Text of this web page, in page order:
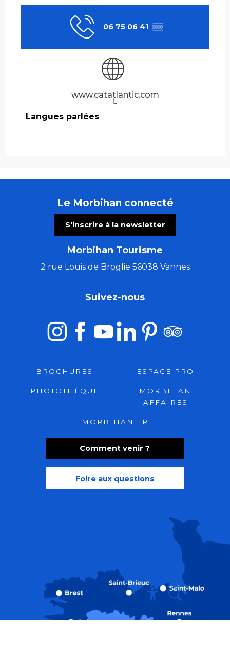
Recherche
06 75 06 41 ▒▒
www.catatlantic.com
Langues parlées
Langues parlées
Le Morbihan connecté
S'inscrire à la newsletter
Morbihan Tourisme
2 rue Louis de Broglie 56038 Vannes
Comment venir ?
Foire aux questions
Suivez-nous
BROCHURES ESPACE PRO
PHOTOTHÈQUE
MORBIHAN
AFFAIRES
MORBIHAN.FR